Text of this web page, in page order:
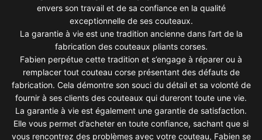
envers son travail et de sa confiance en la qualité
exceptionnelle de ses couteaux.
La garantie à vie est une tradition ancienne dans l’art de la
fabrication des couteaux pliants corses.
Fabien perpétue cette tradition et s’engage à réparer ou à
remplacer tout couteau corse présentant des défauts de
fabrication. Cela démontre son souci du détail et sa volonté de
fournir à ses clients des couteaux qui dureront toute une vie.
La garantie à vie est également une garantie de satisfaction.
Elle vous permet d’acheter en toute confiance, sachant que si
vous rencontrez des problèmes avec votre couteau, Fabien se